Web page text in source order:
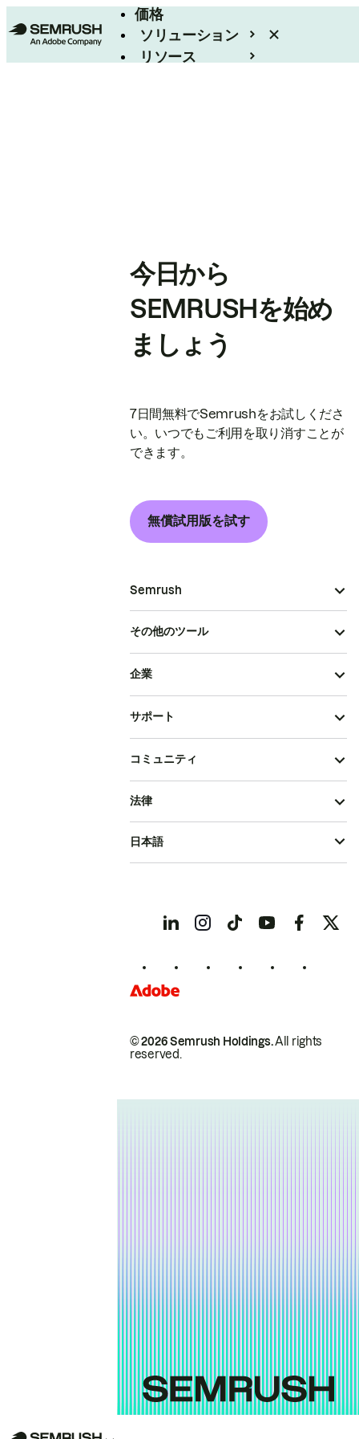
価格
ソリューション
リソース
今日から
SEMRUSHを始め
ましょう
7日間無料でSemrushをお試しくださ
い。いつでもご利用を取り消すことが
できます。
無償試用版を試す
Semrush
その他のツール
企業
サポート
コミュニティ
© 2026 Semrush Holdings.All rights
reserved.
法律
日本語